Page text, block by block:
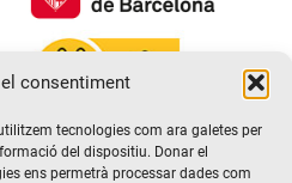
consentiment
tecnologies com ara galetes per
del dispositiu. Donar el
ens permetrà processar dades com